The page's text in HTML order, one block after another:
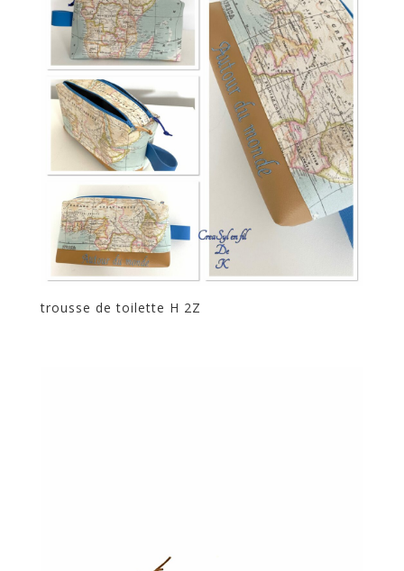
trousse de toilette H 2Z